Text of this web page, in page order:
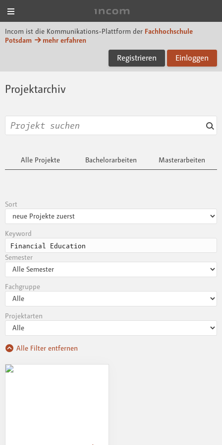
Incom ist die Kommunikations-Plattform der Fachhochschule
Potsdam
mehr erfahren
Registrieren Einloggen
Projektarchiv
Alle Projekte Bachelorarbeiten Masterarbeiten
Sort
Keyword
Semester
Fachgruppe
Projektarten
Alle Filter entfernen